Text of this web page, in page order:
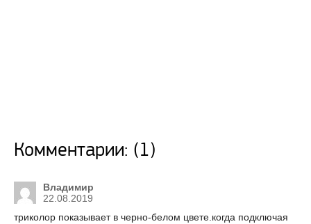
Комментарии: (1)
Владимир
22.08.2019
триколор показывает в черно-белом цвете.когда подключая